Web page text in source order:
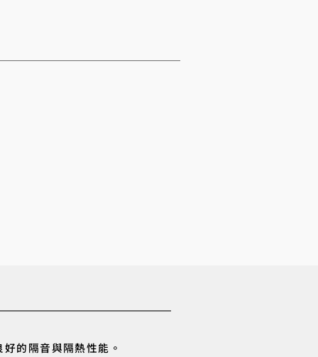
的隔音與隔熱性能。